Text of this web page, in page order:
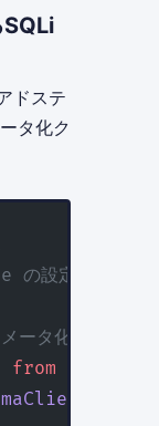
ドステ
タ化ク
設定は省略
タ化される
from